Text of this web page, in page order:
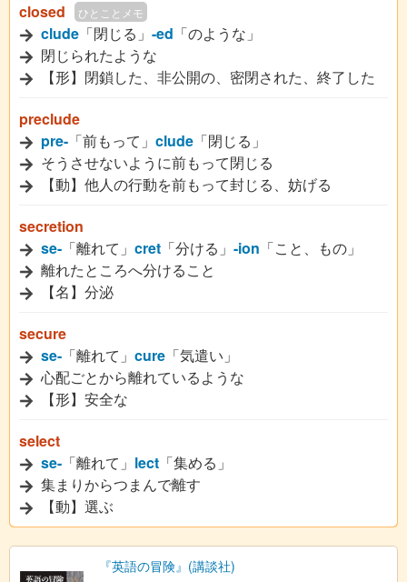
closed ひとことメモ
clude 「閉じる」 -ed 「のような」
閉じられたような
【形】閉鎖した、非公開の、密閉された、終了した
preclude
pre- 「前もって」 clude 「閉じる」
そうさせないように前もって閉じる
【動】他人の行動を前もって封じる、妨げる
secretion
se- 「離れて」 cret 「分ける」 -ion 「こと、もの」
離れたところへ分けること
【名】分泌
secure
se- 「離れて」 cure 「気遣い」
心配ごとから離れているような
【形】安全な
select
se- 「離れて」 lect 「集める」
集まりからつまんで離す
【動】選ぶ
『英語の冒険』(講談社)